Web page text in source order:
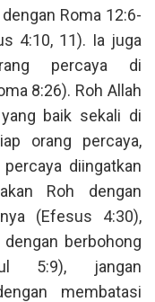
Roma 12:6-
4:10, 11). Ia juga
percaya di
8:26). Roh Allah
baik sekali di
orang percaya,
diingatkan
Roh dengan
(Efesus 4:30),
berbohong
5:9), jangan
membatasi